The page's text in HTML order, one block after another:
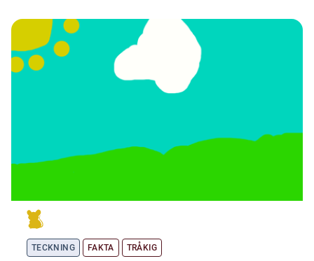
TECKNING FAKTA TRÅKIG